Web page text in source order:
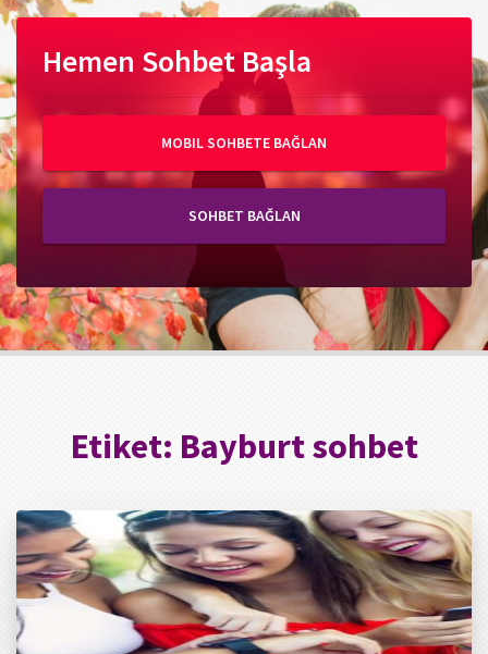
Hemen Sohbet Başla
MOBIL SOHBETE BAĞLAN
SOHBET BAĞLAN
Etiket: Bayburt sohbet